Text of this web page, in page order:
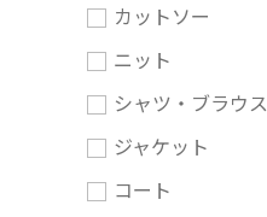
カットソー
ニット
シャツ・ブラウス
ジャケット
コート